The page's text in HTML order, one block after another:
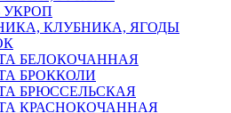
УКРОП
КЛУБНИКА, ЯГОДЫ
БЕЛОКОЧАННАЯ
БРОККОЛИ
БРЮССЕЛЬСКАЯ
КРАСНОКОЧАННАЯ